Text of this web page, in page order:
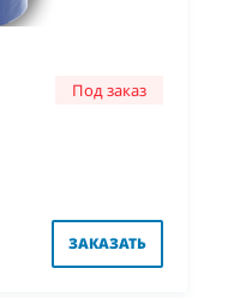
Под заказ
ЗАКАЗАТЬ